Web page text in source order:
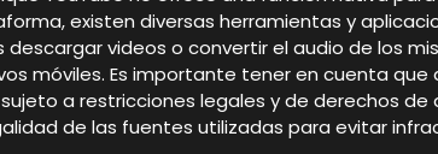
existen diversas herramientas y
videos o convertir el audio de los
móviles. Es importante tener en cuenta que
a restricciones legales y de derechos de
de las fuentes utilizadas para evitar